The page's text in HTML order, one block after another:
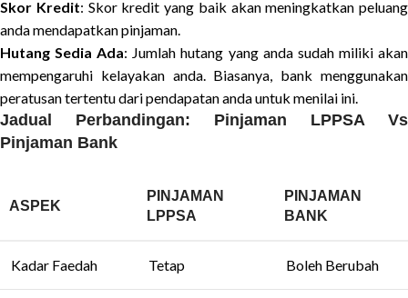
Skor Kredit: Skor kredit yang baik akan meningkatkan peluang
anda mendapatkan pinjaman.
Hutang Sedia Ada: Jumlah hutang yang anda sudah miliki akan
mempengaruhi kelayakan anda. Biasanya, bank menggunakan
peratusan tertentu dari pendapatan anda untuk menilai ini.
Jadual Perbandingan: Pinjaman LPPSA Vs
Pinjaman Bank
ASPEK
PINJAMAN
LPPSA
PINJAMAN
BANK
Kadar Faedah Tetap Boleh Berubah